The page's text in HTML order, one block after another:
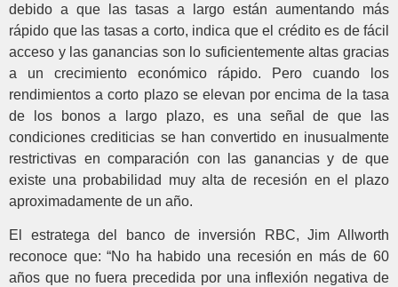
debido a que las tasas a largo están aumentando más
rápido que las tasas a corto, indica que el crédito es de fácil
acceso y las ganancias son lo suficientemente altas gracias
a un crecimiento económico rápido. Pero cuando los
rendimientos a corto plazo se elevan por encima de la tasa
de los bonos a largo plazo, es una señal de que las
condiciones crediticias se han convertido en inusualmente
restrictivas en comparación con las ganancias y de que
existe una probabilidad muy alta de recesión en el plazo
aproximadamente de un año.
El estratega del banco de inversión RBC, Jim Allworth
reconoce que: “No ha habido una recesión en más de 60
años que no fuera precedida por una inflexión negativa de